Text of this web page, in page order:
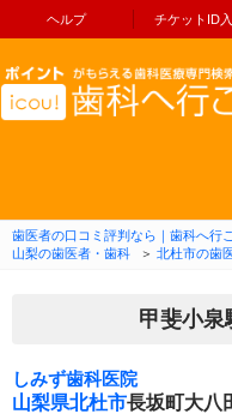
ヘルプ チケットID
歯医者の口コミ評判なら｜歯科へ行
山梨の歯医者・歯科
＞ 北杜市の歯
甲斐小泉
しみず歯科医院
山梨県北杜市長坂町大八